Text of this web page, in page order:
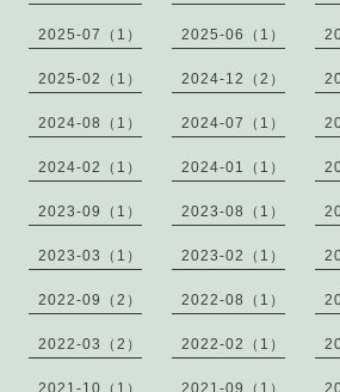
2025-07（1） 2025-06（1）
2025-02（1） 2024-12（2）
2024-08（1） 2024-07（1）
2024-02（1） 2024-01（1）
2023-09（1） 2023-08（1）
2023-03（1） 2023-02（1）
2022-09（2） 2022-08（1）
2022-03（2） 2022-02（1）
2021-10（1） 2021-09（1）